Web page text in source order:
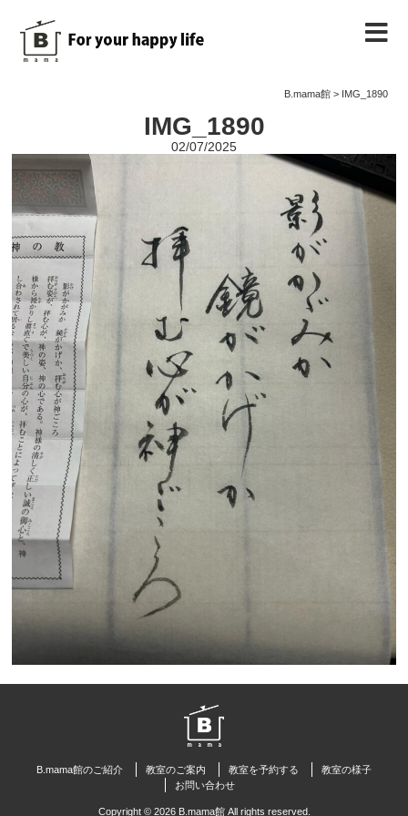
B.mama館> IMG_1890
IMG_1890
02/07/2025
B.mama館のご紹介 教室のご案内 教室を予約する
教室の様子
お問い合わせ
Copyright © 2026 B.mama館 All rights reserved.
教室のご案内
教室を予約する
教室の様子
ノート
お問い合わせ